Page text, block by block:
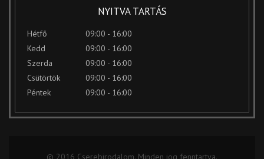
NYITVA TARTÁS
Hétfő
09:00 - 16:00
Kedd
09:00 - 16:00
Szerda
09:00 - 16:00
Csütörtök
09:00 - 16:00
Péntek
09:00 - 16:00
© 2016 Cserebirodalom. Minden jog fenntartva.